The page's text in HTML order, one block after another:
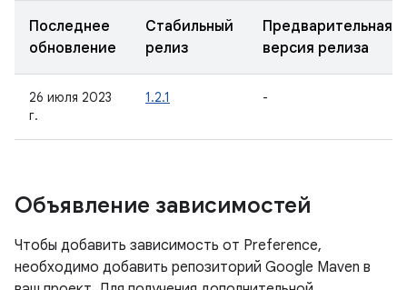
Последнее
обновление
Стабильный
релиз
Предварительная
версия релиза
26 июля 2023
г.
1.2.1 -
Объявление зависимостей
Чтобы добавить зависимость от Preference,
необходимо добавить репозиторий Google Maven в